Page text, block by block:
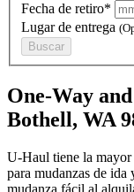
Fecha de retiro*
Lugar de entrega
Buscar
One-Way
Bothell, WA
U-Haul tiene la mayor
para mudanzas de ida
mudanza fácil al